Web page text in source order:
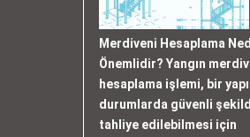
Merdiveni Hesaplama
Önemlidir? Yangın
hesaplama işlemi, bir
durumlarda güvenli
tahliye edilebilmesi için